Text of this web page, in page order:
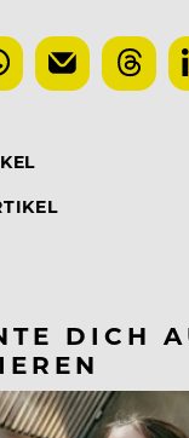
DICH